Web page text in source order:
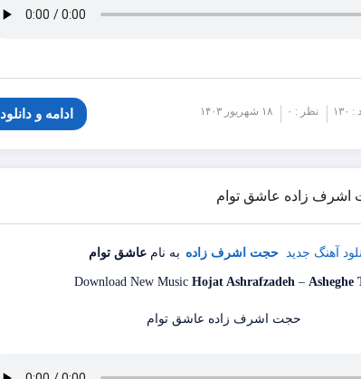
نظر : ۰ ۱۸ شهریور ۱۴۰۳ ادامه و دانلود
اشرف زاده عاشق توام
آهنگ جدید حجت اشرف زاده به نامعاشق توام
Download New Music Hojat Ashrafzadeh– Asheghe